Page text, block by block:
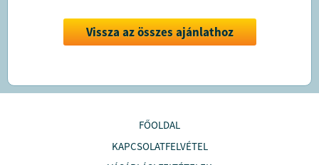
Vissza az összes ajánlathoz
FŐOLDAL
KAPCSOLATFELVÉTEL